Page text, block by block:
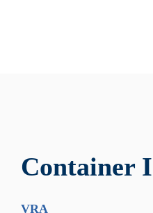
Container
VRA